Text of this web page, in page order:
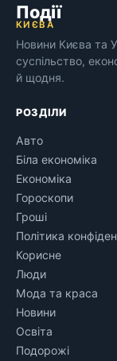
Події
КИЄВА
Новини Києва та
суспільство,
й щодня.
РОЗДІЛИ
Авто
Біла економіка
Економіка
Гороскопи
Гроші
Політика
Корисне
Люди
Мода та краса
Новини
Освіта
Подорожі